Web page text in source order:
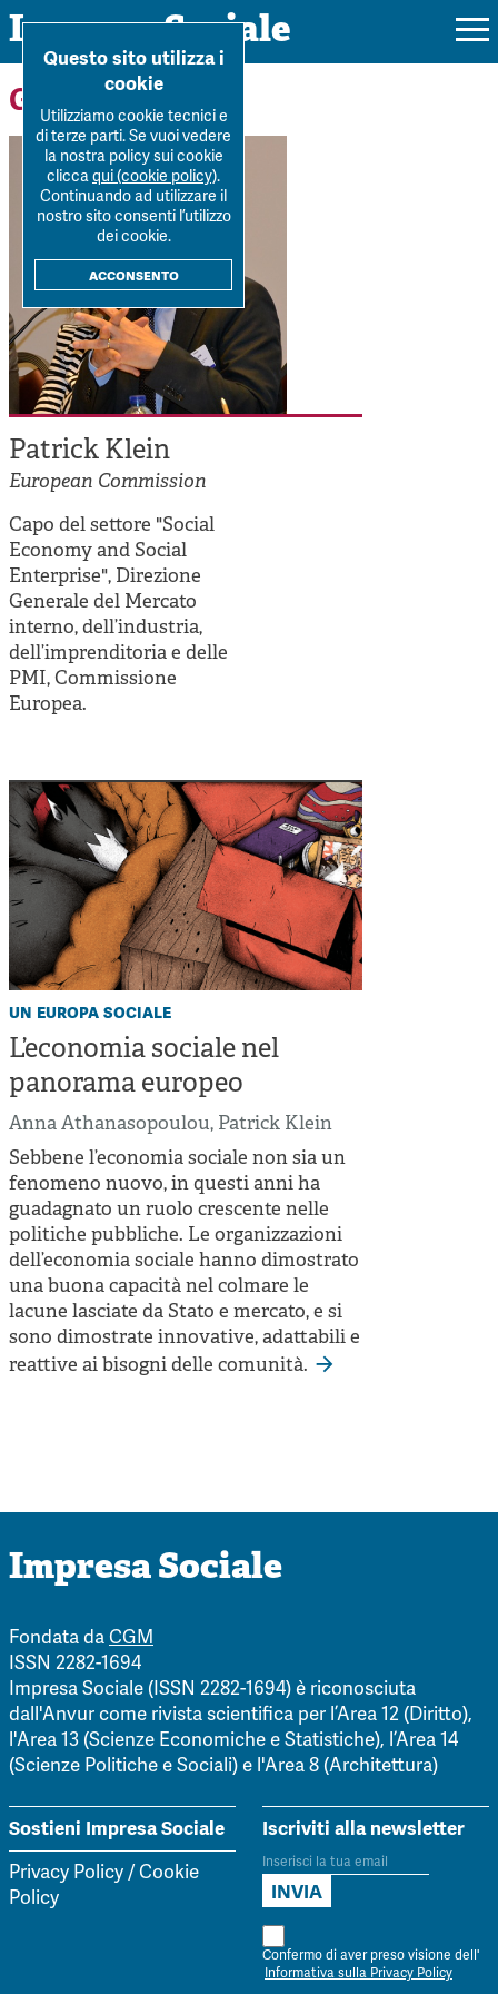
Impresa Sociale
Rivista
Ultimo numero
La Rivista
Submission
Colophon
Autori
Archivio
Argomenti
Forum
Tutti gli articoli
Autori
Argomenti
Dossier
Tutti i dossier
Workshop Impresa Sociale 2021
Impresa sociale, reciprocità e sostenibilità
Innovazione sociale
Impresa sociale e democrazia
Acini di fuoco - Dossier Mezzogiorno
Valutazione e dintorni
Chi siamo
Contatti
Sostienici
Home Patrick Klein
Gli autori
Patrick Klein
European Commission
Capo del settore "Social
Economy and Social
Enterprise", Direzione
Generale del Mercato
interno, dell’industria,
dell’imprenditoria e delle
PMI, Commissione
Europea.
un europa sociale
L’economia sociale nel
panorama europeo
Anna Athanasopoulou, Patrick Klein
Sebbene l’economia sociale non sia un
fenomeno nuovo, in questi anni ha
guadagnato un ruolo crescente nelle
politiche pubbliche. Le organizzazioni
dell’economia sociale hanno dimostrato
una buona capacità nel colmare le
lacune lasciate da Stato e mercato, e si
sono dimostrate innovative, adattabili e
reattive ai bisogni delle comunità.
Impresa Sociale
Fondata daCGM
ISSN 2282-1694
Impresa Sociale (ISSN 2282-1694) è riconosciuta
dall'Anvur come rivista scientifica per l’Area 12 (Diritto),
l'Area 13 (Scienze Economiche e Statistiche), l’Area 14
(Scienze Politiche e Sociali) e l'Area 8 (Architettura)
Sostieni Impresa Sociale
Privacy Policy/Cookie
Policy
Iscriviti alla newsletter
Confermo di aver preso visione dell'
Informativa sulla Privacy Policy
Questo sito utilizza i
cookie
Utilizziamo cookie tecnici e
di terze parti. Se vuoi vedere
la nostra policy sui cookie
cliccaqui (cookie policy).
Continuando ad utilizzare il
nostro sito consenti l’utilizzo
dei cookie.
acconsento